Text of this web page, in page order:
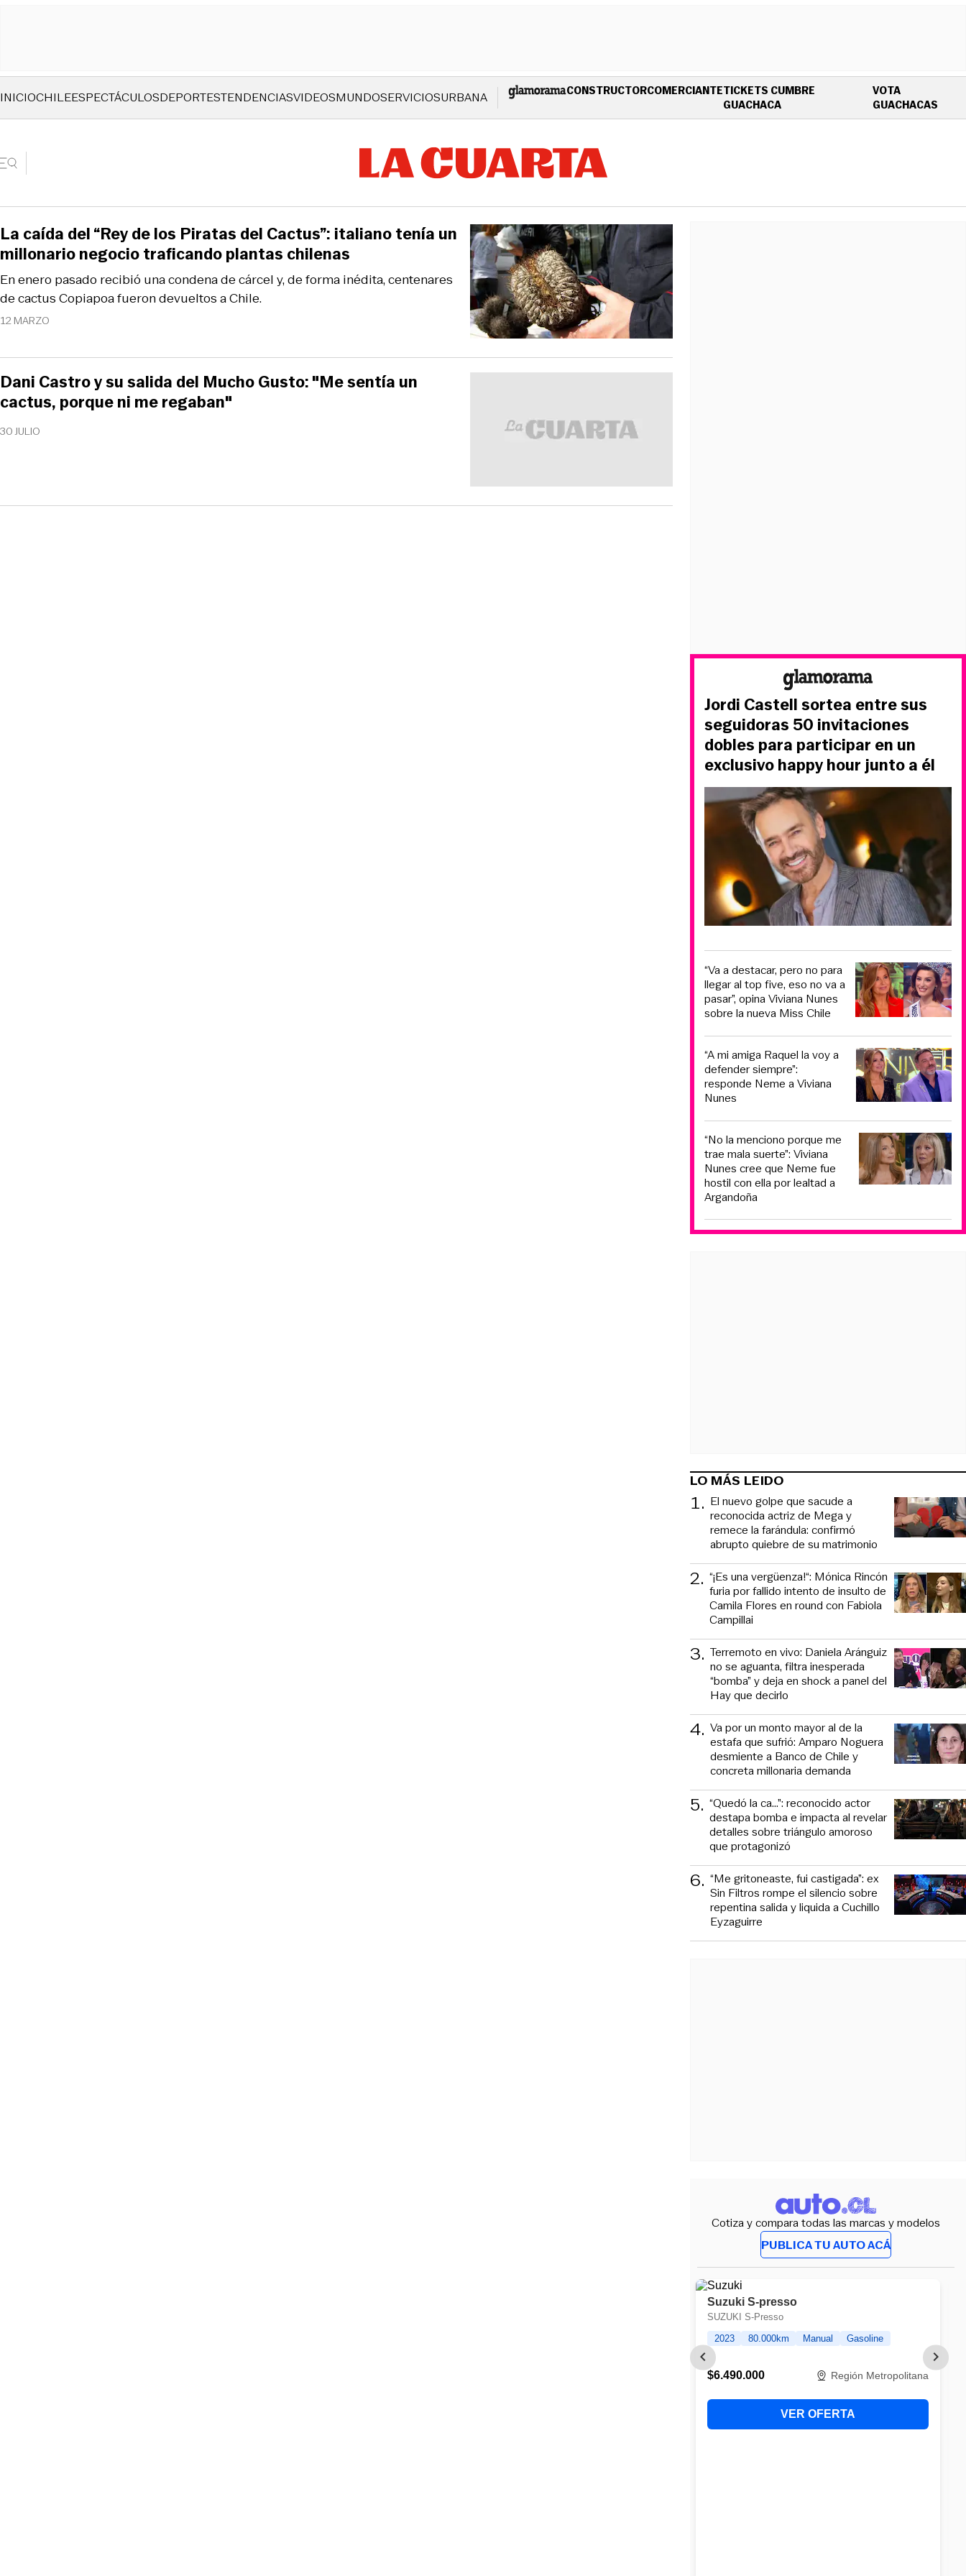
INICIOCHILEESPECTÁCULOSDEPORTESTENDENCIASVIDEOSMUNDOSERVICIOSURBANA CONSTRUCTORCOMERCIANTETICKETS CUMBRE
GUACHACAOPENS IN NEW WINDOW
VOTA
GUACHACAS
12 MARZO
En enero pasado recibió una condena de cárcel y, de forma inédita, centenares
de cactus Copiapoa fueron devueltos a Chile.
La caída del “Rey de los Piratas del Cactus”: italiano tenía un
millonario negocio traficando plantas chilenas
30 JULIO
Dani Castro y su salida del Mucho Gusto: "Me sentía un
cactus, porque ni me regaban"
Jordi Castell sortea entre sus
seguidoras 50 invitaciones
dobles para participar en un
exclusivo happy hour junto a él
“Va a destacar, pero no para
llegar al top five, eso no va a
pasar”, opina Viviana Nunes
sobre la nueva Miss Chile
“A mi amiga Raquel la voy a
defender siempre”:
responde Neme a Viviana
Nunes
“No la menciono porque me
trae mala suerte”: Viviana
Nunes cree que Neme fue
hostil con ella por lealtad a
Argandoña
LO MÁS LEIDO
1. El nuevo golpe que sacude a
reconocida actriz de Mega y
remece la farándula: confirmó
abrupto quiebre de su matrimonio
2. “¡Es una vergüenza!“: Mónica Rincón
furia por fallido intento de insulto de
Camila Flores en round con Fabiola
Campillai
3. Terremoto en vivo: Daniela Aránguiz
no se aguanta, filtra inesperada
“bomba” y deja en shock a panel del
Hay que decirlo
4. Va por un monto mayor al de la
estafa que sufrió: Amparo Noguera
desmiente a Banco de Chile y
concreta millonaria demanda
5. “Quedó la ca...”: reconocido actor
destapa bomba e impacta al revelar
detalles sobre triángulo amoroso
que protagonizó
6. “Me gritoneaste, fui castigada”: ex
Sin Filtros rompe el silencio sobre
repentina salida y liquida a Cuchillo
Eyzaguirre
Cotiza y compara todas las marcas y modelos
PUBLICA TU AUTO ACÁ